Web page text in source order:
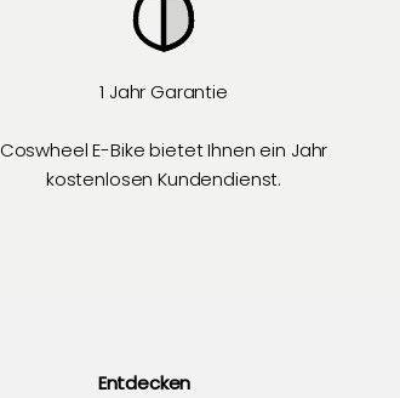
1 Jahr Garantie
Coswheel E-Bike bietet Ihnen ein Jahr
kostenlosen Kundendienst.
Entdecken